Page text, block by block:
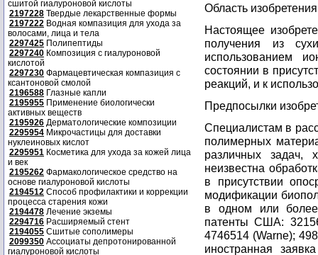
сшитой гиалуроновой кислоты
2197228 Твердые лекарственные формы
2197222 Водная компазиция для ухода за
волосами, лица и тела
2297425 Полипептиды
2297240 Композиция с гиалуроновой
кислотой
2297230 Фармацевтическая компазиция с
ксантоновой смолой
2196588 Глазные капли
2195955 Применение биологически
активных веществ
2195926 Дерматологические композиции
2295954 Микрочастицы для доставки
нуклеиновых кислот
2295951 Косметика для ухода за кожей лица
и век
2195262 Фармакологическое средство на
основе гиалуроновой кислоты
2194512 Способ профилактики и коррекции
процесса старения кожи
2194478 Лечение экземы
2294716 Расширяемый стент
2194055 Сшитые сополимеры
2099350 Ассоциаты депротонированной
гиалуроновой кислоты
Область изобретения
Настоящее
получения из
использованием
состоянии в
реакций, и к
Предпосылки
Специалистам в
полимерных
различных задач,
неизвестна
в присутствии
модификации
в одном или более
патенты США:
4746514 (Warne);
иностранная